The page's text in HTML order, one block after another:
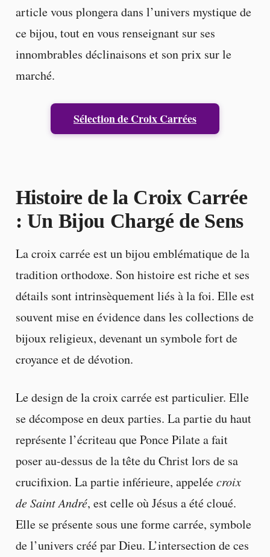
article vous plongera dans l’univers mystique de
ce bijou, tout en vous renseignant sur ses
innombrables déclinaisons et son prix sur le
marché.
Sélection de Croix Carrées
Histoire de la Croix Carrée
: Un Bijou Chargé de Sens
La croix carrée est un bijou emblématique de la
tradition orthodoxe. Son histoire est riche et ses
détails sont intrinsèquement liés à la foi. Elle est
souvent mise en évidence dans les collections de
bijoux religieux, devenant un symbole fort de
croyance et de dévotion.
Le design de la croix carrée est particulier. Elle
se décompose en deux parties. La partie du haut
représente l’écriteau que Ponce Pilate a fait
poser au-dessus de la tête du Christ lors de sa
crucifixion. La partie inférieure, appeléecroix
de Saint André, est celle où Jésus a été cloué.
Elle se présente sous une forme carrée, symbole
de l’univers créé par Dieu. L’intersection de ces